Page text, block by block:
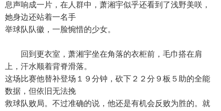
息声响成一片，在人群中，萧湘宇似乎还看到了浅野美咲，
她身边还站着一名手
举球队队徽，一脸惋惜的少女。
回到更衣室，萧湘宇坐在角落的衣柜前，毛巾搭在肩
上，汗水顺着背脊滑落。
这场比赛他替补登场１９分钟，砍下２２分９板５助的全能
数据，但依旧无法挽
救球队败局。不过准确的说，他还是有机会反败为胜的。就